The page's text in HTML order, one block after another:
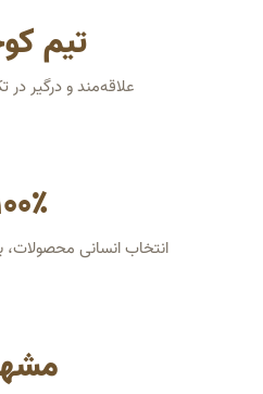
تیم
علاقه‌مند و درگیر
انتخاب انسانی محصولات،